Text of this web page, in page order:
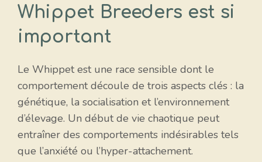
Whippet Breeders est si
important
Le Whippet est une race sensible dont le
comportement découle de trois aspects clés : la
génétique, la socialisation et l’environnement
d’élevage. Un début de vie chaotique peut
entraîner des comportements indésirables tels
que l’anxiété ou l’hyper-attachement.